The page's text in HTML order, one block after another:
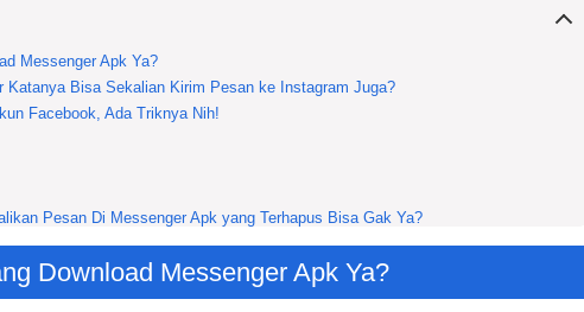
Messenger Apk Ya?
Katanya Bisa Sekalian Kirim Pesan ke Instagram Juga?
Facebook, Ada Triknya Nih!
Pesan Di Messenger Apk yang Terhapus Bisa Gak Ya?
Download Messenger Apk Ya?